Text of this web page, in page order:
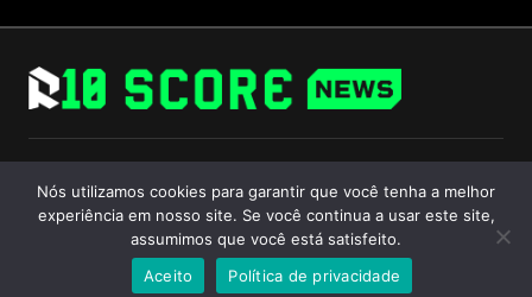
Follow Us
© 2024 R10 Score. All Rights Reserved.
Nós utilizamos cookies para garantir que você tenha a melhor
experiência em nosso site. Se você continua a usar este site,
assumimos que você está satisfeito.
Aceito
Política de privacidade